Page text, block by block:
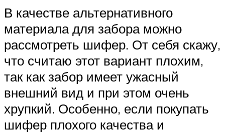
В качестве альтернативного
материала для забора можно
рассмотреть шифер. От себя скажу,
что считаю этот вариант плохим,
так как забор имеет ужасный
внешний вид и при этом очень
хрупкий. Особенно, если покупать
шифер плохого качества и